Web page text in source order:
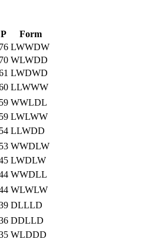
P
Form
76 LWWDW
70 WLWDD
LWDWD
LLWWW
59 WWLDL
59 LWLWW
54 LLWDD
53 WWDLW
LWDLW
WWDLL
WLWLW
DLLLD
DDLLD
WLDDD